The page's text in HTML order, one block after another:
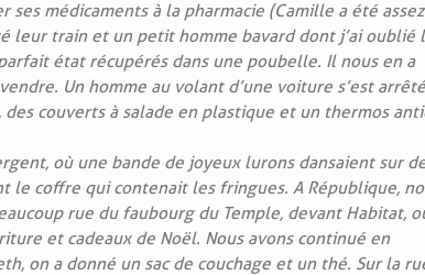
médicaments à la pharmacie (Camille a été assez
leur train et un petit homme bavard dont j’ai oublié
état récupérés dans une poubelle. Il nous en a
Un homme au volant d’une voiture s’est
couverts à salade en plastique et un thermos
où une bande de joyeux lurons dansaient sur
coffre qui contenait les fringues. A République,
rue du faubourg du Temple, devant Habitat,
et cadeaux de Noël. Nous avons continué en
on a donné un sac de couchage et un thé. Sur la